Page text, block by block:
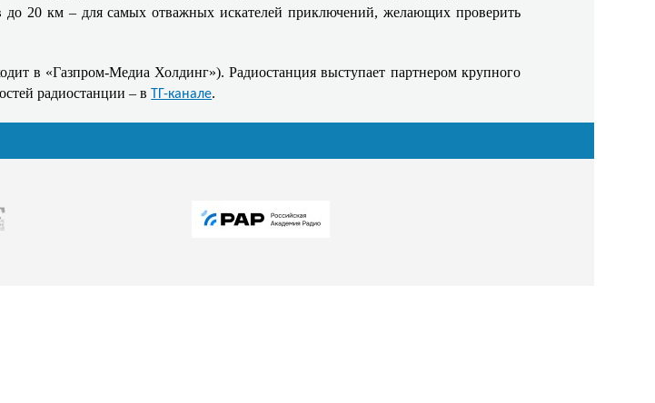
до 20 км – для самых отважных искателей приключений, желающих проверить
в «Газпром-Медиа Холдинг»). Радиостанция выступает партнером крупного
радиостанции – вТГ-канале.